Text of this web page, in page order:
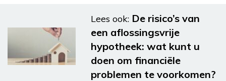
Lees ook: De risico’s van
een aflossingsvrije
hypotheek: wat kunt u
doen om financiële
problemen te voorkomen?